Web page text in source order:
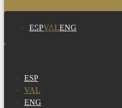
ESPVALENG
ESP
VAL
ENG